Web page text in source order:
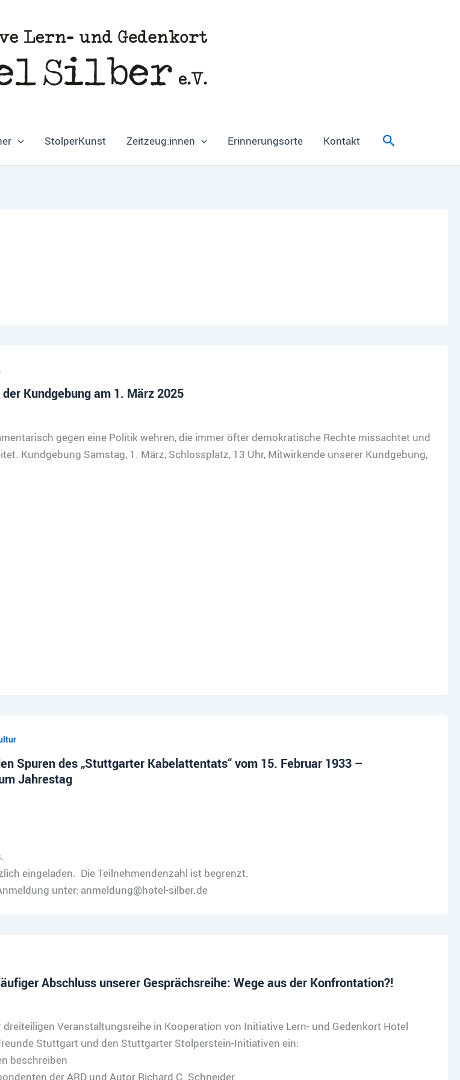
StolperKunst Zeitzeug:innen Erinnerungsorte Kontakt Suchen
Kundgebung am 1. März 2025
gegen eine Politik wehren, die immer öfter demokratische Rechte missachtet und
Kundgebung Samstag, 1. März, Schlossplatz, 13 Uhr, Mitwirkende unserer Kundgebung,
Spuren des „Stuttgarter Kabelattentats“ vom 15. Februar 1933 –
Jahrestag
eingeladen. Die Teilnehmendenzahl ist begrenzt.
unter: anmeldung@hotel-silber.de
Abschluss unserer Gesprächsreihe: Wege aus der Konfrontation?!
Veranstaltungsreihe in Kooperation von Initiative Lern- und Gedenkort Hotel
Stuttgart und den Stuttgarter Stolperstein-Initiativen ein:
beschreiben
der ARD und Autor Richard C. Schneider.